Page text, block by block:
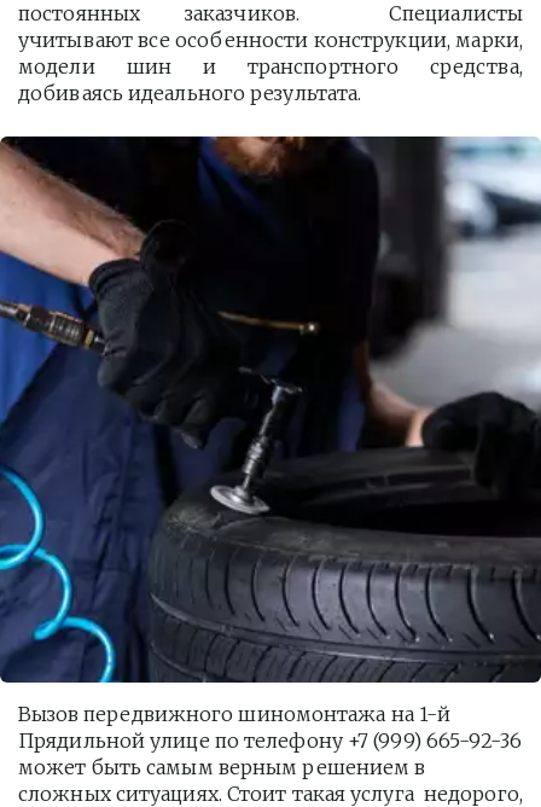
постоянных заказчиков. Специалисты
учитывают все особенности конструкции, марки,
модели шин и транспортного средства,
добиваясь идеального результата.
Вызов передвижного шиномонтажа на 1-й
Прядильной улице по телефону +7 (999) 665-92-36
может быть самым верным решением в
сложных ситуациях. Стоит такая услуга  недорого,